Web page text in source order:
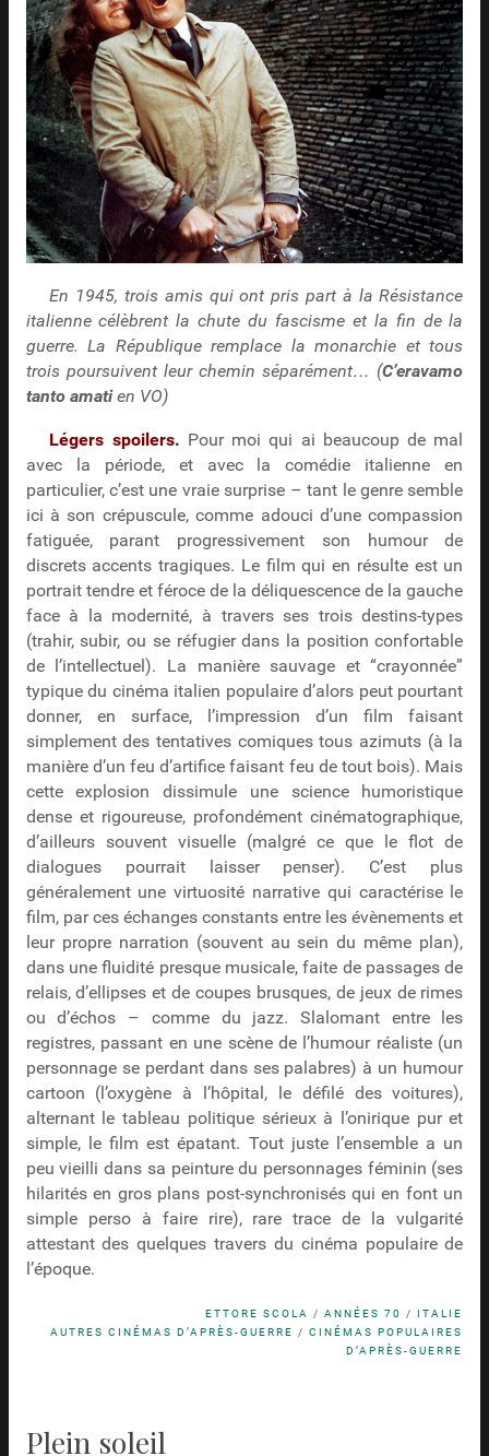
En 1945, trois amis qui ont pris part à la Résistance
italienne célèbrent la chute du fascisme et la fin de la
guerre. La République remplace la monarchie et tous
trois poursuivent leur chemin séparément… (C’eravamo
tanto amatien VO)
Légers spoilers. Pour moi qui ai beaucoup de mal
avec la période, et avec la comédie italienne en
particulier, c’est une vraie surprise – tant le genre semble
ici à son crépuscule, comme adouci d’une compassion
fatiguée, parant progressivement son humour de
discrets accents tragiques. Le film qui en résulte est un
portrait tendre et féroce de la déliquescence de la gauche
face à la modernité, à travers ses trois destins-types
(trahir, subir, ou se réfugier dans la position confortable
de l’intellectuel). La manière sauvage et “crayonnée”
typique du cinéma italien populaire d’alors peut pourtant
donner, en surface, l’impression d’un film faisant
simplement des tentatives comiques tous azimuts (à la
manière d’un feu d’artifice faisant feu de tout bois). Mais
cette explosion dissimule une science humoristique
dense et rigoureuse, profondément cinématographique,
d’ailleurs souvent visuelle (malgré ce que le flot de
dialogues pourrait laisser penser). C’est plus
généralement une virtuosité narrative qui caractérise le
film, par ces échanges constants entre les évènements et
leur propre narration (souvent au sein du même plan),
dans une fluidité presque musicale, faite de passages de
relais, d’ellipses et de coupes brusques, de jeux de rimes
ou d’échos – comme du jazz. Slalomant entre les
registres, passant en une scène de l’humour réaliste (un
personnage se perdant dans ses palabres) à un humour
cartoon (l’oxygène à l’hôpital, le défilé des voitures),
alternant le tableau politique sérieux à l’onirique pur et
simple, le film est épatant. Tout juste l’ensemble a un
peu vieilli dans sa peinture du personnages féminin (ses
hilarités en gros plans post-synchronisés qui en font un
simple perso à faire rire), rare trace de la vulgarité
attestant des quelques travers du cinéma populaire de
l’époque.
ETTORE SCOLA /ANNÉES 70 /ITALIE
AUTRES CINÉMAS D’APRÈS-GUERRE /CINÉMAS POPULAIRES
D’APRÈS-GUERRE
Plein soleil